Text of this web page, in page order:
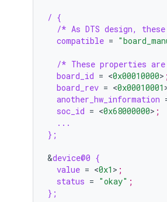
/ {
/* As DTS design,
compatible =
/* These properties
board_id = <0x00010000> ;
board_rev = <0x00010001
another_hw_information
soc_id = <0x68000000> ;
...
};
&device@0 {
value = <0x1 > ;
status = "okay" ;
};